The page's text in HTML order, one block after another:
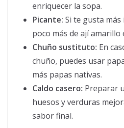
enriquecer la sopa.
Picante: Si te gusta
poco más de ají amarillo
Chuño sustituto: En
chuño, puedes usar
más papas nativas.
Caldo casero: Preparar
huesos y verduras
sabor final.